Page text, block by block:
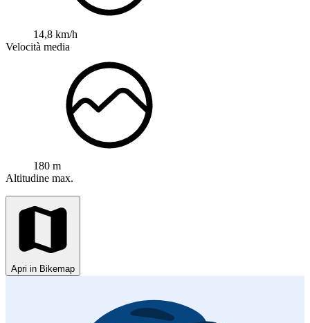
14,8 km/h
Velocità media
180 m
Altitudine max.
Apri in Bikemap